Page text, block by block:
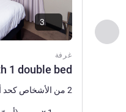
السابق - غرفة
غرفة
1 double bed
3
2 من الأشخاص كحد أقصى